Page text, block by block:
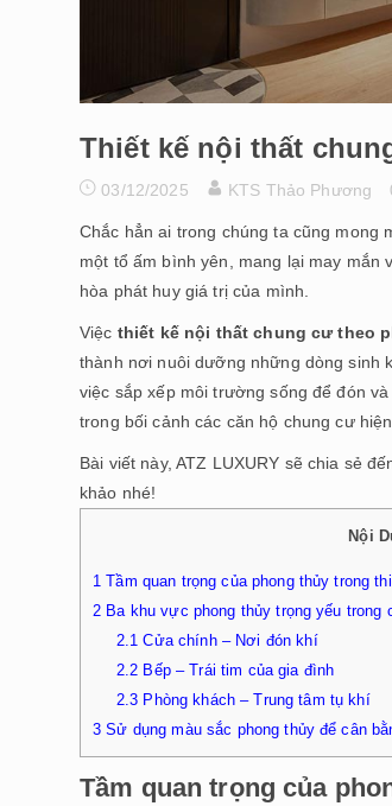
Thiết kế nội thất
03/12/2025 KTS Thảo Phương
Chắc hẳn ai trong chúng ta cũng mong
một tổ ấm bình yên, mang lại may mắn
hòa phát huy giá trị của mình.
Việc thiết kế nội thất chung cư theo
thành nơi nuôi dưỡng những dòng sinh
việc sắp xếp môi trường sống để đón
trong bối cảnh các căn hộ chung cư
Bài viết này, ATZ LUXURY sẽ chia sẻ
khảo nhé!
Nội
1 Tầm quan trọng của phong thủy trong
2 Ba khu vực phong thủy trọng yếu trong
2.1 Cửa chính – Nơi đón khí
2.2 Bếp – Trái tim của gia đình
2.3 Phòng khách – Trung tâm tụ khí
3 Sử dụng màu sắc phong thủy để cân
Tầm quan trọng của